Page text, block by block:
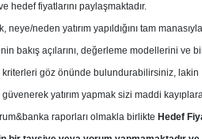
Hedef Fiyat
- Aksa Enerji
yükseltti,
hedef fiyatlarını paylaşmaktadır.
neden yatırım yapıldığını tam manasıyla
bakış açılarını, değerleme modellerini ve
kriterleri göz önünde bulundurabilirsiniz, lakin
yatırım yapmak sizi maddi
raporları olmakla birlikte Hedef